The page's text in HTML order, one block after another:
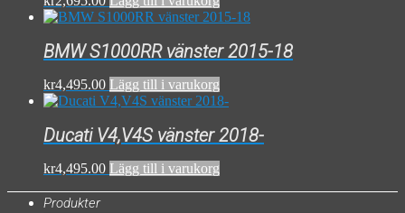
BMW S1000RR vänster 2015-18
kr4,495.00 Lägg till i varukorg
Ducati V4,V4S vänster 2018-
kr4,495.00 Lägg till i varukorg
Produkter